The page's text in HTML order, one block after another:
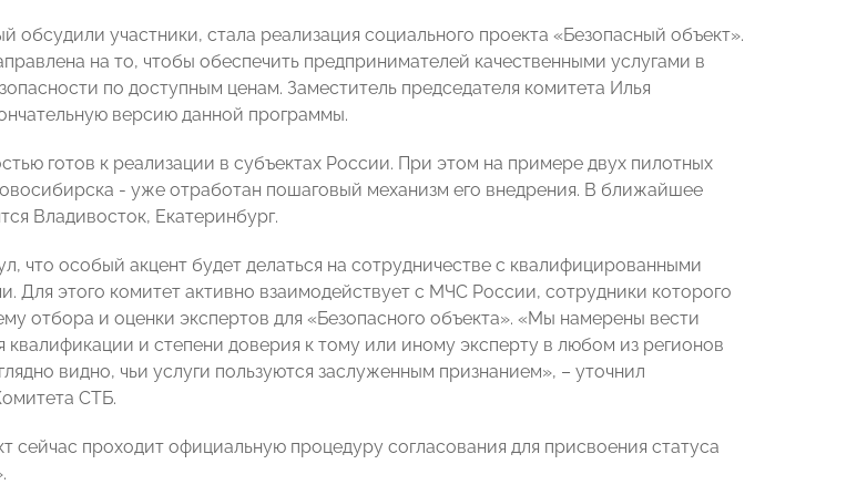
участники, стала реализация социального проекта «Безопасный объект».
на то, чтобы обеспечить предпринимателей качественными услугами в
по доступным ценам. Заместитель председателя комитета Илья
версию данной программы.
готов к реализации в субъектах России. При этом на примере двух пилотных
- уже отработан пошаговый механизм его внедрения. В ближайшее
Владивосток, Екатеринбург.
что особый акцент будет делаться на сотрудничестве с квалифицированными
Для этого комитет активно взаимодействует с МЧС России, сотрудники которого
отбора и оценки экспертов для «Безопасного объекта». «Мы намерены вести
квалификации и степени доверия к тому или иному эксперту в любом из регионов
видно, чьи услуги пользуются заслуженным признанием», – уточнил
СТБ.
сейчас проходит официальную процедуру согласования для присвоения статуса